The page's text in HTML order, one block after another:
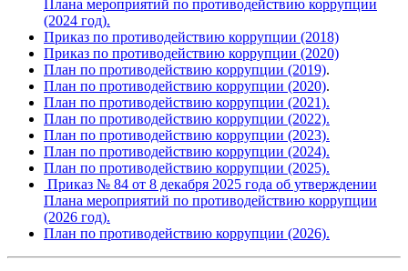
Плана мероприятий по противодействию коррупции
(2024 год).
Приказ по противодействию коррупции (2018)
Приказ по противодействию коррупции (2020)
План по противодействию коррупции (2019).
План по противодействию коррупции (2020).
План по противодействию коррупции (2021).
План по противодействию коррупции (2022).
План по противодействию коррупции (2023).
План по противодействию коррупции (2024).
План по противодействию коррупции (2025).
Приказ № 84 от 8 декабря 2025 года об утверждении
Плана мероприятий по противодействию коррупции
(2026 год).
План по противодействию коррупции (2026).